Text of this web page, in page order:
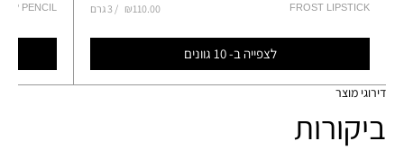
LIP PENCIL FROST LIPSTICK
₪110.00 3 גרם
לצפייה ב- 10 גוונים
דירוגי מוצר
ביקורות